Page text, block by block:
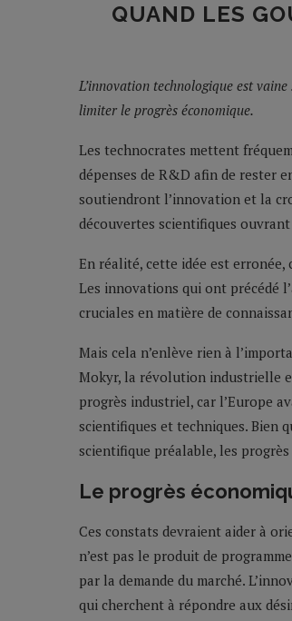
QUAND LES
L’innovation technologique est
limiter le progrès économique.
Les technocrates mettent
dépenses de R&D afin de rester
soutiendront l’innovation et la
découvertes scientifiques
En réalité, cette idée est
Les innovations qui ont précédé
cruciales en matière de
Mais cela n’enlève rien à
Mokyr, la révolution industrielle
progrès industriel, car l’Europe
scientifiques et techniques. Bien
scientifique préalable, les
Le progrès
Ces constats devraient aider à
n’est pas le produit de
par la demande du marché.
qui cherchent à répondre aux